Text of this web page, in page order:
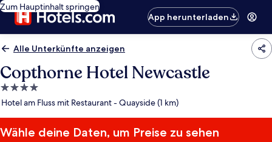
Zum Hauptinhalt springen
App herunterladen
Alle Unterkünfte anzeigen
Copthorne Hotel Newcastle
4.0-
Sterne-
Hotel am Fluss mit Restaurant - Quayside (1 km)
Wähle deine Daten, um Preise zu sehen